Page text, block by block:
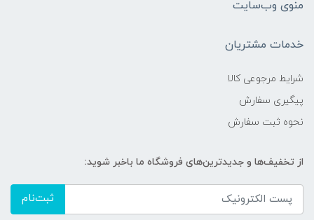
منوی وب‌سایت
خدمات مشتریان
شرایط مرجوعی کالا
پیگیری سفارش
نحوه ثبت سفارش
از تخفیف‌ها و جدیدترین‌های فروشگاه ما باخبر شوید:
ثبت‌نام